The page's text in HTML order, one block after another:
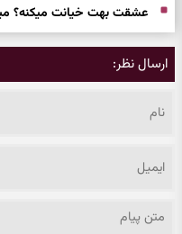
عشقت بهت خیانت میکنه؟
ارسال نظر: